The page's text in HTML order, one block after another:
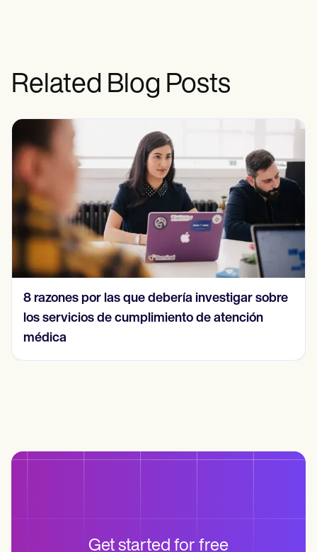
Related Blog Posts
8 razones por las que debería investigar sobre
los servicios de cumplimiento de atención
médica
Get started for free